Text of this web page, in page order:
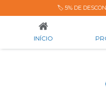
🏷️ 5% DE
MIKATOS
INÍCIO